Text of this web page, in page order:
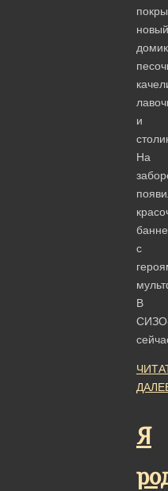
новый
и
На
с
В
Я